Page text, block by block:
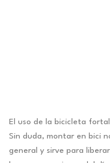
El uso de la bicicleta
Sin duda, montar en bici
general y sirve para